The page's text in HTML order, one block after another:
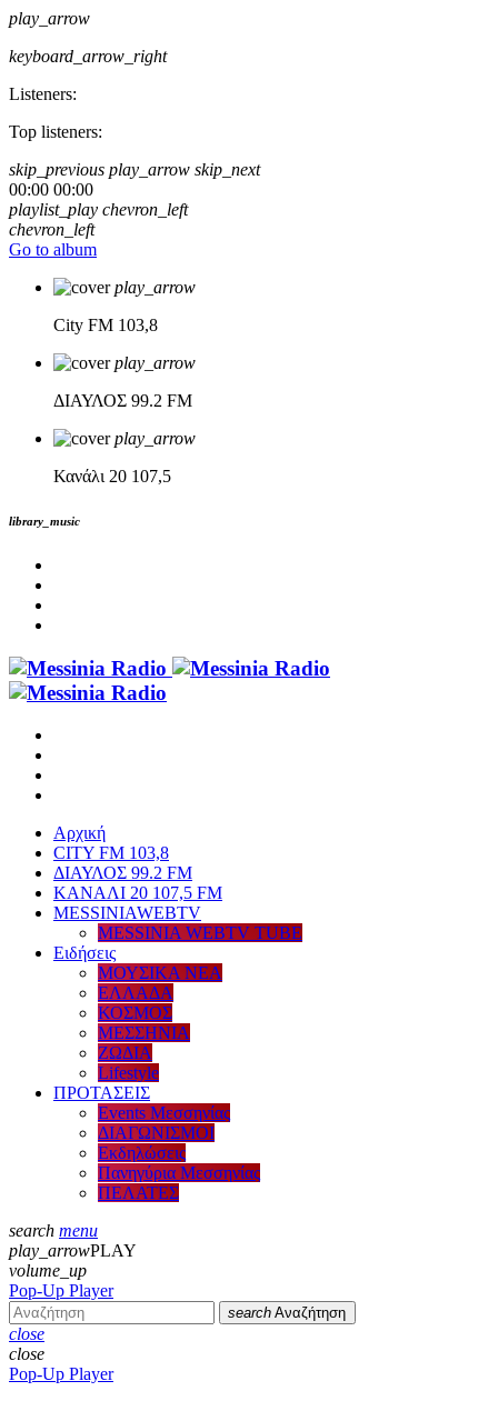
play_arrow
keyboard_arrow_right
Listeners:
Top listeners:
skip_previous play_arrow skip_next
00:00 00:00
playlist_play chevron_left
chevron_left
Go to album
play_arrow
City FM 103,8
play_arrow
ΔΙΑΥΛΟΣ 99.2 FM
play_arrow
Κανάλι 20 107,5
library_music
Αρχική
CITY FM 103,8
ΔΙΑΥΛΟΣ 99.2 FM
ΚΑΝΑΛΙ 20 107,5 FM
MESSINIAWEBTV
MESSINIA WEBTV TUBE
Eιδήσεις
ΜΟΥΣΙΚΑ ΝΕΑ
ΕΛΛΑΔΑ
ΚΟΣΜΟΣ
ΜΕΣΣΗΝΙΑ
ΖΩΔΙΑ
Lifestyle
ΠΡΟΤΑΣΕΙΣ
Events Μεσσηνίας
ΔΙΑΓΩΝΙΣΜΟΙ
Εκδηλώσεις
Πανηγύρια Μεσσηνίας
ΠΕΛΑΤΕΣ
search menu
play_arrowPLAY
volume_up
Pop-Up Player
search Αναζήτηση
close
close
Pop-Up Player